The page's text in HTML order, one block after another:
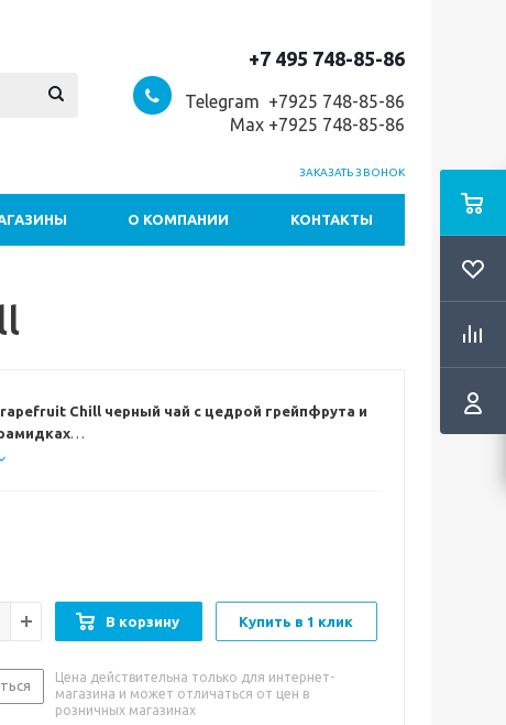
+7 495 748-85-86
Telegram +7925 748-85-86
Max +7925 748-85-86
ЗАКАЗАТЬ ЗВОНОК
О КОМПАНИИ КОНТАКТЫ
Chill черный чай с цедрой грейпфрута и
настроению – черный чай Grapefruit Chill. Свежая
фруктовый травяной листовой
байховый, мята, ароматизатор "грейпфрут",
лемонграсс, мята
В корзину Купить в 1 клик
Цена действительна только для интернет-
магазина и может отличаться от цен в
розничных магазинах